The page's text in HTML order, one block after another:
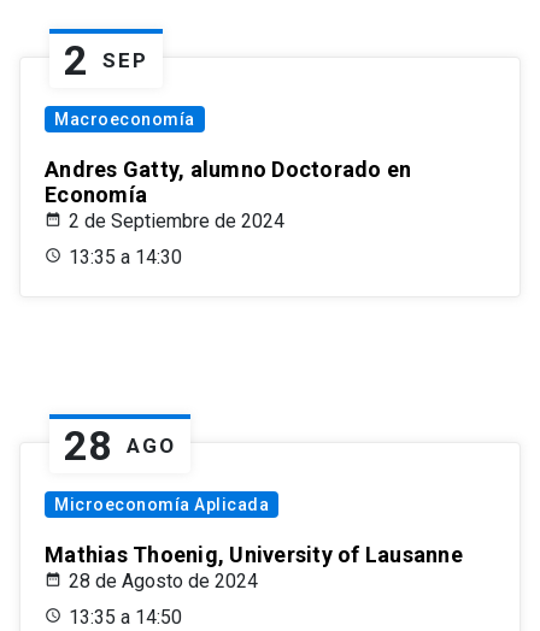
2 SEP
Macroeconomía
Andres Gatty, alumno Doctorado en
Economía
2 de Septiembre de 2024
13:35 a 14:30
28 AGO
Microeconomía Aplicada
Mathias Thoenig, University of Lausanne
28 de Agosto de 2024
13:35 a 14:50